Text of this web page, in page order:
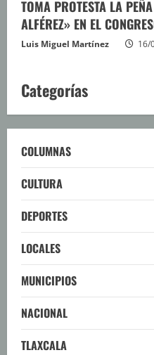
TOMA PROTESTA LA
ALFÉREZ» EN EL
Luis Miguel Martínez 16/
Categorías
COLUMNAS
CULTURA
DEPORTES
LOCALES
MUNICIPIOS
NACIONAL
TLAXCALA